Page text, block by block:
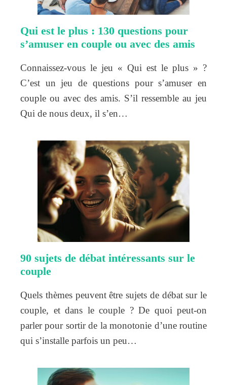
Qui est le plus : 130 questions pour
s’amuser en couple ou avec des amis
Connaissez-vous le jeu « Qui est le plus » ?
C’est un jeu de questions pour s’amuser en
couple ou avec des amis. S’il ressemble au jeu
Qui de nous deux, il s’en…
90 sujets de débat intéressants sur le
couple
Quels thèmes peuvent être sujets de débat sur le
couple, et dans le couple ? De quoi peut-on
parler pour sortir de la monotonie d’une routine
qui s’installe parfois un peu…